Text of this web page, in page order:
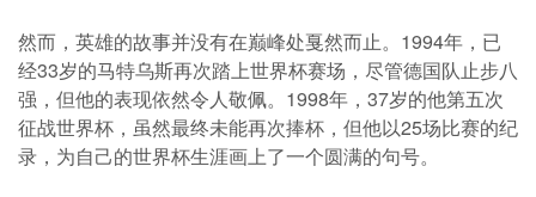
然而，英雄的故事并没有在巅峰处戛然而止。1994年，已
经33岁的马特乌斯再次踏上世界杯赛场，尽管德国队止步八
强，但他的表现依然令人敬佩。1998年，37岁的他第五次
征战世界杯，虽然最终未能再次捧杯，但他以25场比赛的纪
录，为自己的世界杯生涯画上了一个圆满的句号。